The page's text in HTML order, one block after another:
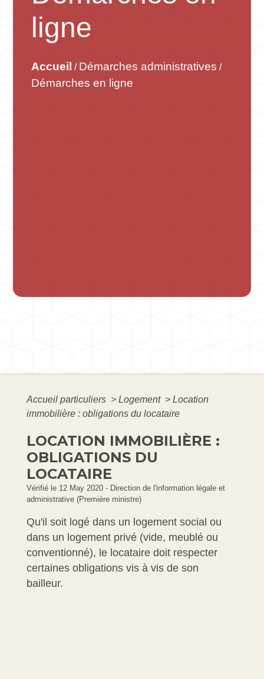
ligne
Accueil / Démarches administratives /
Démarches en ligne
Accueil particuliers > Logement > Location
immobilière : obligations du locataire
LOCATION IMMOBILIÈRE :
OBLIGATIONS DU
LOCATAIRE
Vérifié le 12 May 2020 - Direction de l'information légale et
administrative (Première ministre)
Qu'il soit logé dans un logement social ou
dans un logement privé (vide, meublé ou
conventionné), le locataire doit respecter
certaines obligations vis à vis de son
bailleur.